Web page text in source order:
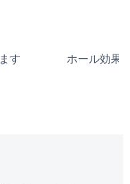
す ホール効果